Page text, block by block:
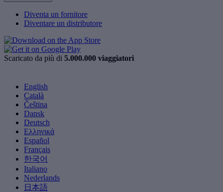
Diventa un fornitore
Diventare un distributore
Scaricato da più di 5.000.000 viaggiatori
English
Català
Čeština
Dansk
Deutsch
Ελληνικά
Español
Français
한국어
Italiano
Nederlands
日本語